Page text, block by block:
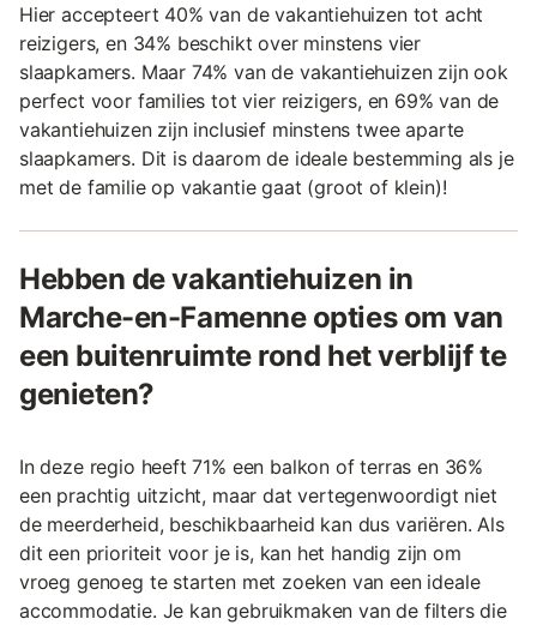
Hier accepteert 40% van de vakantiehuizen tot acht
reizigers, en 34% beschikt over minstens vier
slaapkamers. Maar 74% van de vakantiehuizen zijn ook
perfect voor families tot vier reizigers, en 69% van de
vakantiehuizen zijn inclusief minstens twee aparte
slaapkamers. Dit is daarom de ideale bestemming als je
met de familie op vakantie gaat (groot of klein)!
Hebben de vakantiehuizen in
Marche-en-Famenne opties om van
een buitenruimte rond het verblijf te
genieten?
In deze regio heeft 71% een balkon of terras en 36%
een prachtig uitzicht, maar dat vertegenwoordigt niet
de meerderheid, beschikbaarheid kan dus variëren. Als
dit een prioriteit voor je is, kan het handig zijn om
vroeg genoeg te starten met zoeken van een ideale
accommodatie. Je kan gebruikmaken van de filters die